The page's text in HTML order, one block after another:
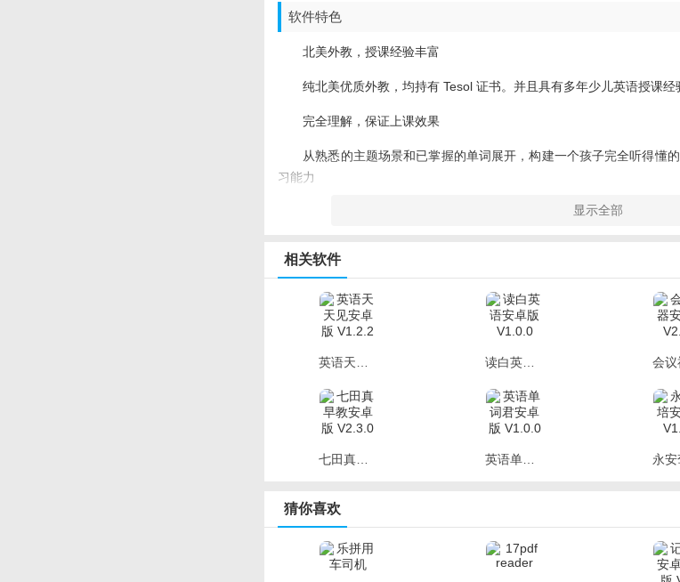
软件特色
北美外教，授课经验丰富
纯北美优质外教，均持有 Tesol 证书。并且具有多年少儿英语授课经
完全理解，保证上课效果
从熟悉的主题场景和已掌握的单词展开，构建一个孩子完全听得懂
习能力
得相应的奖励。从而从小培养团队意识。
多个时段，无需人工约课
无需提前预约课程，预约老师，每天固定时间直接进入直播课堂上课
课程权威，保证输入内容
课程内容参考了 CCSS 和 CEFR 的语言体系，分为三部分，由浅入深
处理器：骁龙808处理器平台
内存：2GB
显示全部
相关软件
七田真早教安卓版 V2.3.0
猜你喜欢